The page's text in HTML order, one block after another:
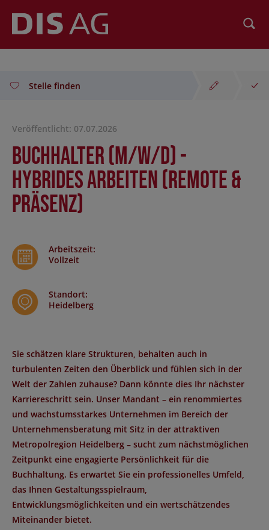
Stelle finden
Veröffentlicht: 07.07.2026
Buchhalter (m/w/d) -
hybrides Arbeiten (Remote &
Präsenz)
Arbeitszeit:
Vollzeit
Standort:
Heidelberg
Sie schätzen klare Strukturen, behalten auch in
turbulenten Zeiten den Überblick und fühlen sich in der
Welt der Zahlen zuhause? Dann könnte dies Ihr nächster
Karriereschritt sein. Unser Mandant – ein renommiertes
und wachstumsstarkes Unternehmen im Bereich der
Unternehmensberatung mit Sitz in der attraktiven
Metropolregion Heidelberg – sucht zum nächstmöglichen
Zeitpunkt eine engagierte Persönlichkeit für die
Buchhaltung. Es erwartet Sie ein professionelles Umfeld,
das Ihnen Gestaltungsspielraum,
Entwicklungsmöglichkeiten und ein wertschätzendes
Miteinander bietet.